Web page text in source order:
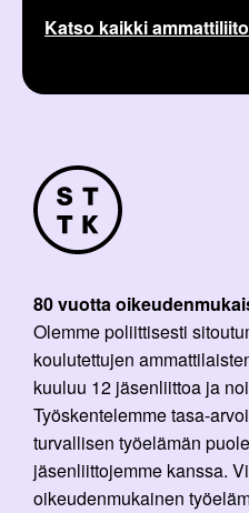
Katso kaikki
80 vuotta
Olemme poliittisesti
koulutettujen
kuuluu 12 jäsenliittoa ja
Työskentelemme tasa-
turvallisen työelämän
jäsenliittojemme kanssa.
oikeudenmukainen